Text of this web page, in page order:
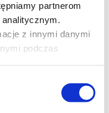
partnerom
z innymi danymi
podczas
odwołania